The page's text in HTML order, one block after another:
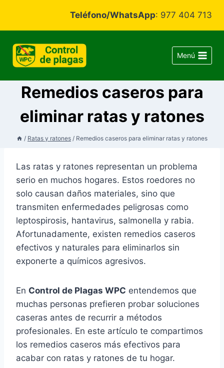
contenido
Teléfono/WhatsApp: 977 404 713
Menú
Remedios caseros para
eliminar ratas y ratones
/ Ratas y ratones / Remedios caseros para eliminar ratas y ratones
Las ratas y ratones representan un problema
serio en muchos hogares. Estos roedores no
solo causan daños materiales, sino que
transmiten enfermedades peligrosas como
leptospirosis, hantavirus, salmonella y rabia.
Afortunadamente, existen remedios caseros
efectivos y naturales para eliminarlos sin
exponerte a químicos agresivos.
En Control de Plagas WPC entendemos que
muchas personas prefieren probar soluciones
caseras antes de recurrir a métodos
profesionales. En este artículo te compartimos
los remedios caseros más efectivos para
acabar con ratas y ratones de tu hogar.